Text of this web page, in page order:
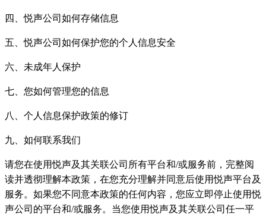
四、悦声公司如何存储信息
五、悦声公司如何保护您的个人信息安全
六、未成年人保护
七、您如何管理您的信息
八、个人信息保护政策的修订
九、如何联系我们
请您在使用悦声及其关联公司所有平台和/或服务前，完整阅
读并透彻理解本政策，在您充分理解并同意后使用悦声平台及
服务。如果您不同意本政策的任何内容，您应立即停止使用悦
声公司的平台和/或服务。当您使用悦声及其关联公司任一平